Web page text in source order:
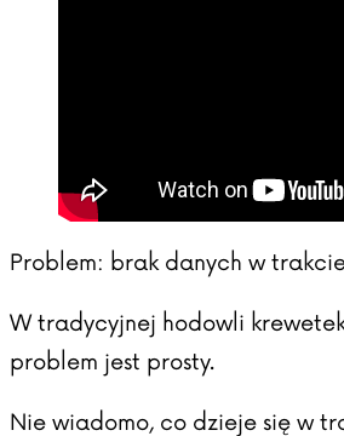
Problem: brak danych w
W tradycyjnej hodowli
problem jest prosty.
Nie wiadomo, co dzieje się w